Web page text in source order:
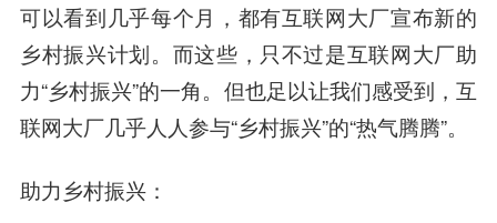
可以看到几乎每个月，都有互联网大厂宣布新的
乡村振兴计划。而这些，只不过是互联网大厂助
力“乡村振兴”的一角。但也足以让我们感受到，互
联网大厂几乎人人参与“乡村振兴”的“热气腾腾”。
助力乡村振兴：